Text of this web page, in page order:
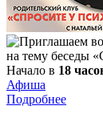
на тему беседы
Начало в 18
Афиша
Подробнее